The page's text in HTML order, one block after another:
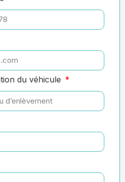
du véhicule